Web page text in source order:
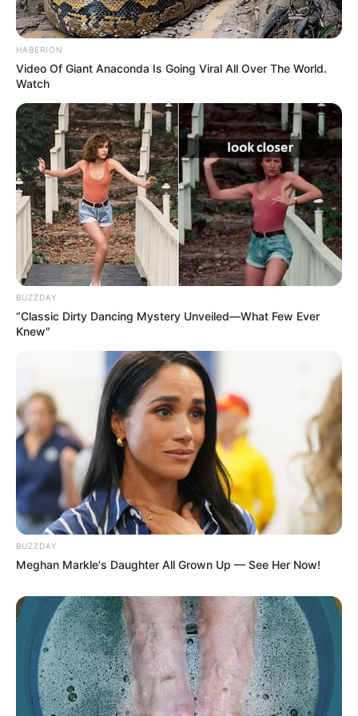
HABERION
Video Of Giant Anaconda Is Going Viral All Over The World.
Watch
BUZZDAY
“Classic Dirty Dancing Mystery Unveiled—What Few Ever
Knew"
BUZZDAY
Meghan Markle's Daughter All Grown Up — See Her Now!